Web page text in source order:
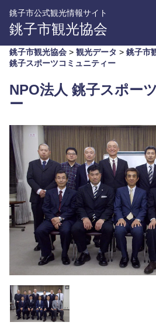
銚子市公式観光情報サイト
銚子市観光協会
銚子市観光協会 > 観光データ > 銚子市
銚子スポーツコミュニティー
NPO法人 銚子スポー
ー